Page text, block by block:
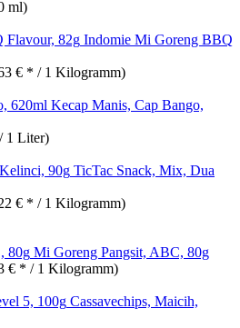
ml)
Indomie Mi Goreng BBQ
€ * / 1 Kilogramm)
Kecap Manis, Cap Bango,
1 Liter)
TicTac Snack, Mix, Dua
€ * / 1 Kilogramm)
Mi Goreng Pangsit, ABC, 80g
€ * / 1 Kilogramm)
Cassavechips, Maicih,